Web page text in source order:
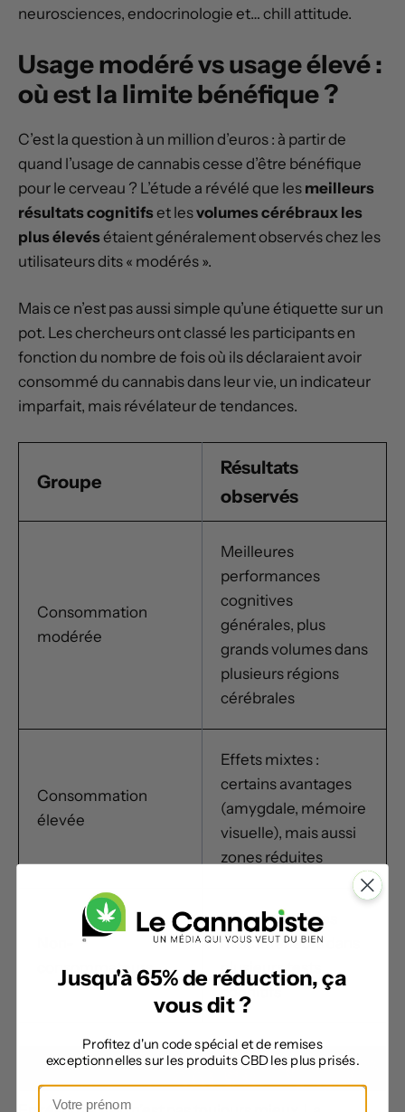
neurosciences, endocrinologie et… chill attitude.
Usage modéré vs usage élevé :
où est la limite bénéfique ?
C’est la question à un million d’euros : à partir de
quand l’usage de cannabis cesse d’être bénéfique
pour le cerveau ? L’étude a révélé que les meilleurs
résultats cognitifset lesvolumes cérébraux les
plus élevésétaient généralement observés chez les
utilisateurs dits « modérés ».
Mais ce n’est pas aussi simple qu’une étiquette sur un
pot. Les chercheurs ont classé les participants en
fonction du nombre de fois où ils déclaraient avoir
consommé du cannabis dans leur vie, un indicateur
imparfait, mais révélateur de tendances.
Groupe
Résultats
observés
Consommation
modérée
Meilleures
performances
cognitives
générales, plus
grands volumes dans
plusieurs régions
cérébrales
Consommation
élevée
Effets mixtes :
certains avantages
(amygdale, mémoire
visuelle), mais aussi
zones réduites
consommateurs
Résultats stables
mais inférieurs dans
plusieurs tests
cognitifs
Jusqu'à 65% de réduction, ça
vous dit ?
Profitez d'un code spécial et de remises
exceptionnelles sur les produits CBD les plus prisés.